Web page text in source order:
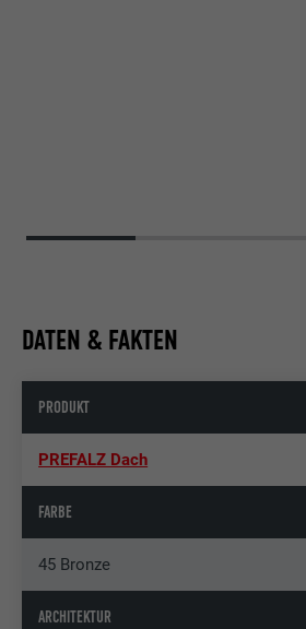
DATEN & FAKTEN
PRODUKT
PREFALZ Dach
FARBE
45 Bronze
ARCHITEKTUR